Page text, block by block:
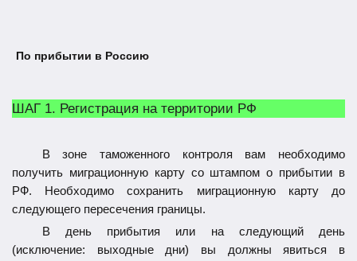
По прибытии в Россию
ШАГ 1. Регистрация на территории РФ
В зоне таможенного контроля вам необходимо
получить миграционную карту со штампом о прибытии в
РФ. Необходимо сохранить миграционную карту до
следующего пересечения границы.
В день прибытия или на следующий день
(исключение: выходные дни) вы должны явиться в